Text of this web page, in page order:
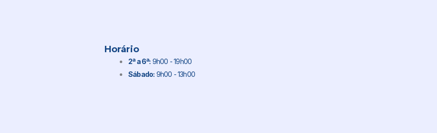
Horário
2ª a 6ª: 9h00 - 19h00
Sábado: 9h00 - 13h00